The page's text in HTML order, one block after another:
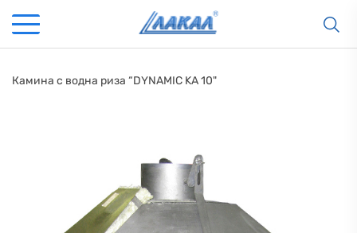
Камина с водна риза “DYNAMIC KA 10"